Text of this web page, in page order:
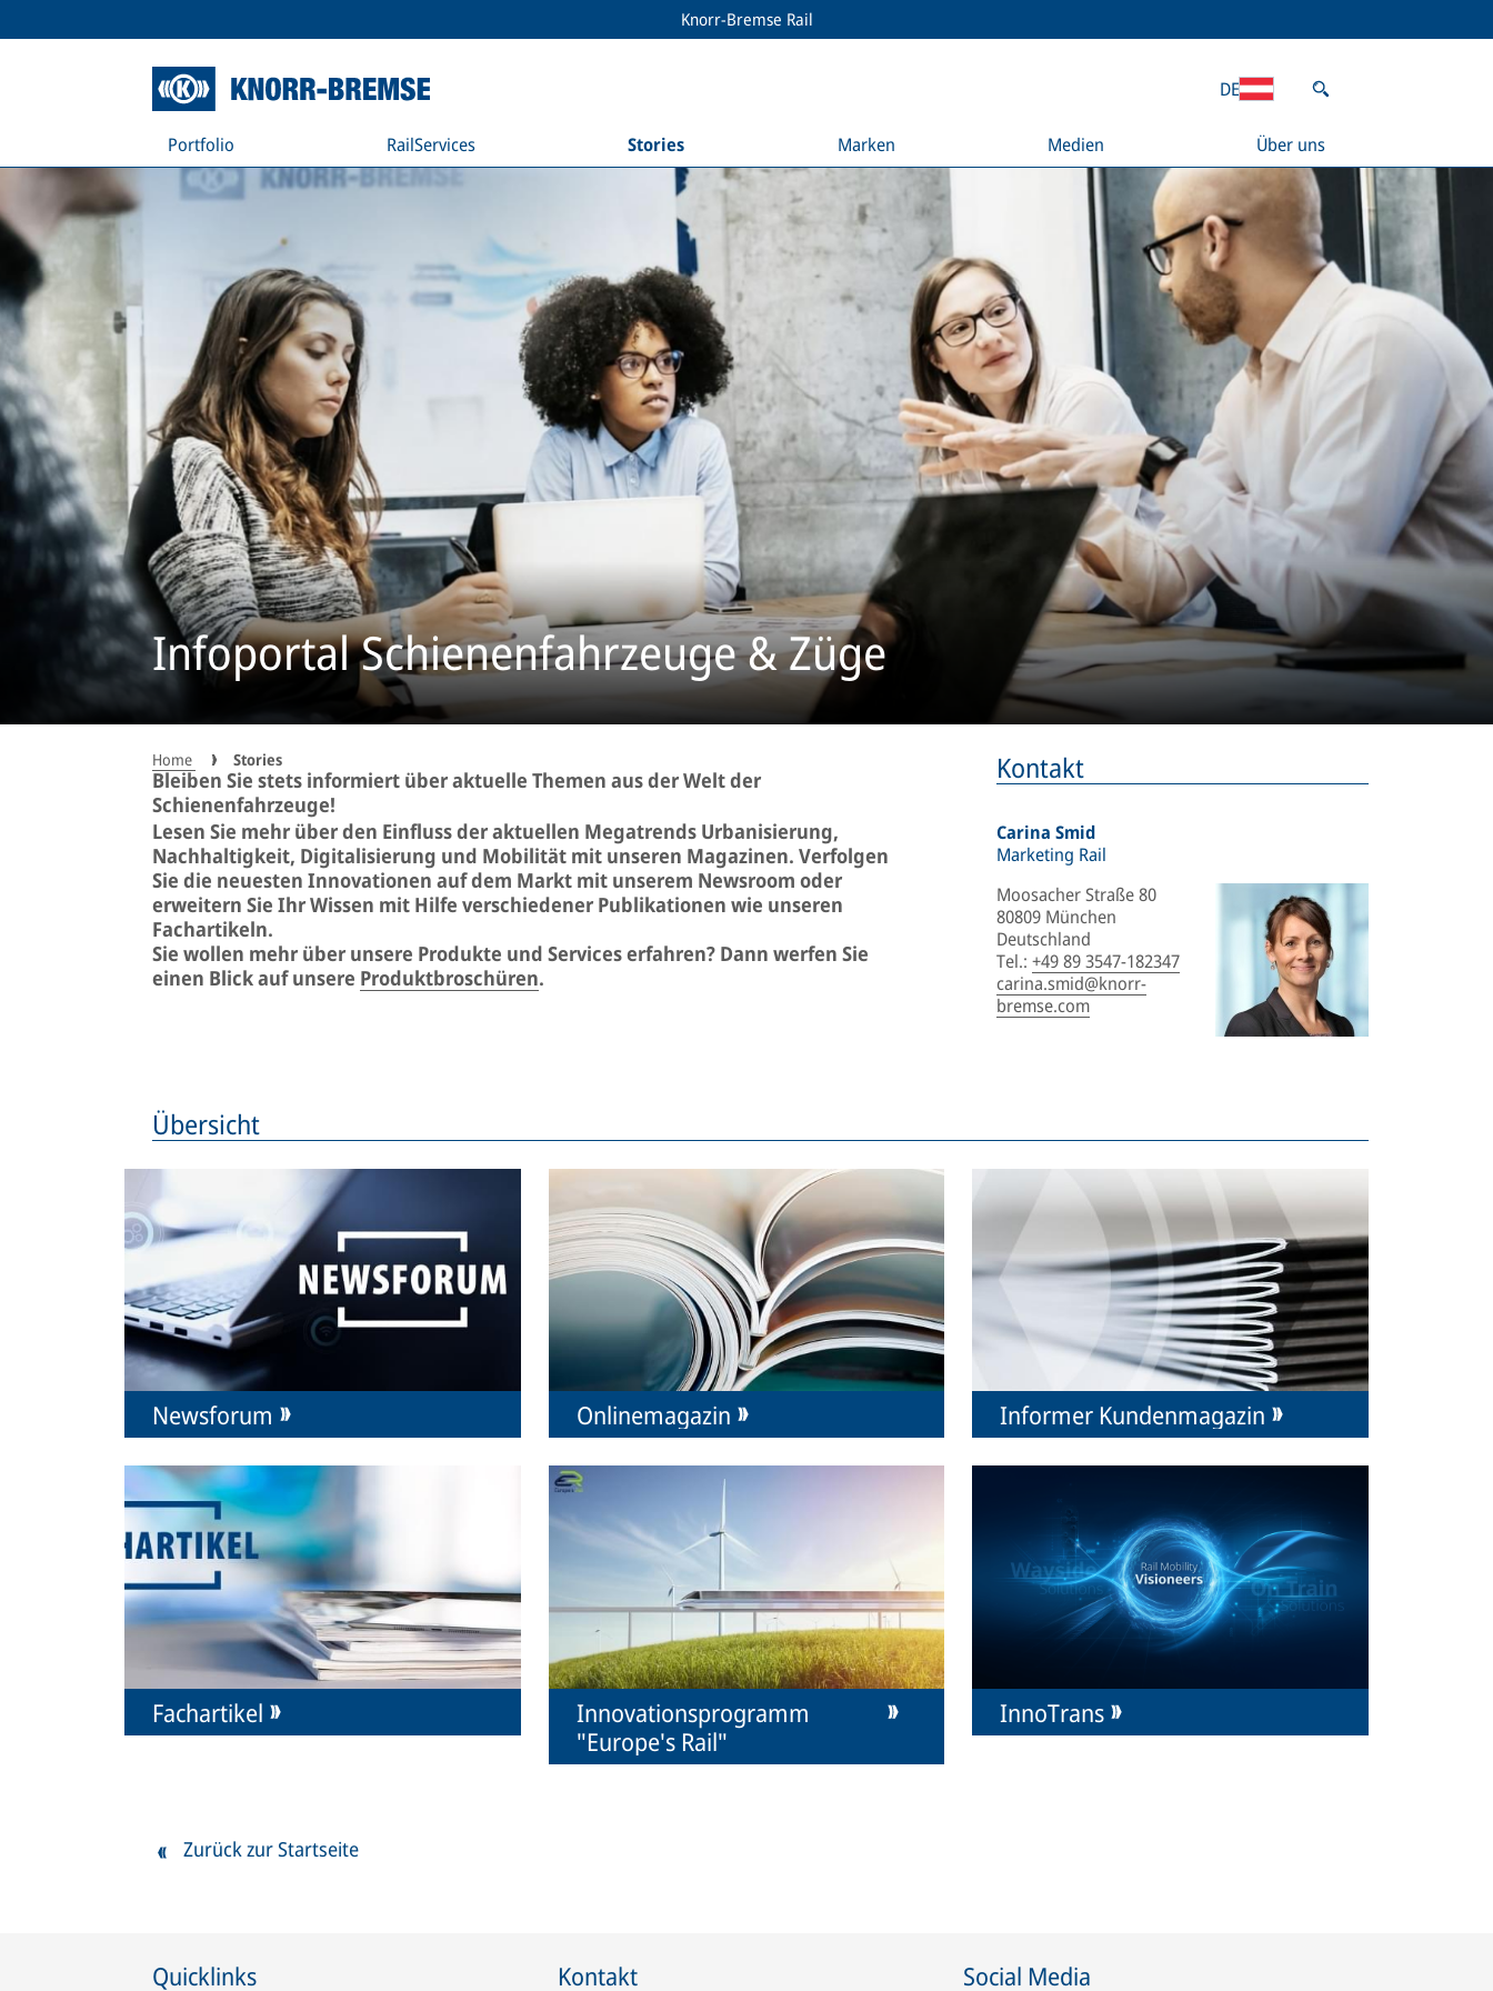
Knorr-Bremse Rail
Portfolio RailServices Stories Marken Medien Über uns
DE
Infoportal Schienenfahrzeuge & Züge
Home Stories
Bleiben Sie stets informiert über aktuelle Themen aus der Welt der
Schienenfahrzeuge!
Lesen Sie mehr über den Einfluss der aktuellen Megatrends Urbanisierung,
Nachhaltigkeit, Digitalisierung und Mobilität mit unseren Magazinen. Verfolgen
Sie die neuesten Innovationen auf dem Markt mit unserem Newsroom oder
erweitern Sie Ihr Wissen mit Hilfe verschiedener Publikationen wie unseren
Fachartikeln.
Sie wollen mehr über unsere Produkte und Services erfahren? Dann werfen Sie
einen Blick auf unsere Produktbroschüren.
Kontakt
Carina Smid
Marketing Rail
Moosacher Straße 80
80809 München
Deutschland
Tel.: +49 89 3547-182347
carina.smid@knorr-
bremse.com
Übersicht
Newsforum Onlinemagazin Informer Kundenmagazin
Fachartikel
Innovationsprogramm
"Europe's Rail"
InnoTrans
Zurück zur Startseite
Quicklinks Kontakt Social Media